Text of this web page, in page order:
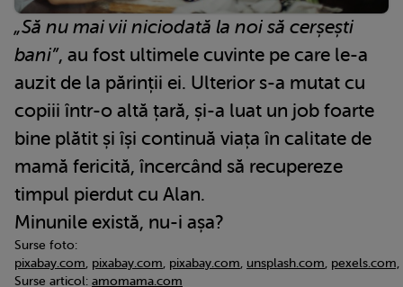
„Să nu mai vii niciodată la noi să cerșești
bani”, au fost ultimele cuvinte pe care le-a
auzit de la părinții ei. Ulterior s-a mutat cu
copiii într-o altă țară, și-a luat un job foarte
bine plătit și își continuă viața în calitate de
mamă fericită, încercând să recupereze
timpul pierdut cu Alan.
Minunile există, nu-i așa?
Surse foto:
pixabay.com pixabay.com pixabay.com unsplash.com pexels.com,
Surse articol: amomama.com